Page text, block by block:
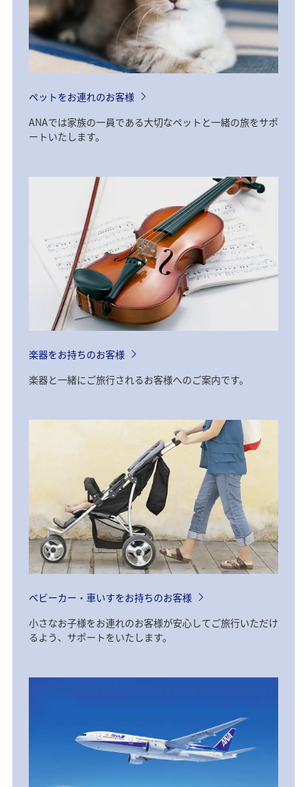
ペットをお連れのお客様
ANAでは家族の一員である大切なペットと一緒の旅をサポ
ートいたします。
楽器をお持ちのお客様
楽器と一緒にご旅行されるお客様へのご案内です。
ベビーカー・車いすをお持ちのお客様
小さなお子様をお連れのお客様が安心してご旅行いただけ
るよう、サポートをいたします。